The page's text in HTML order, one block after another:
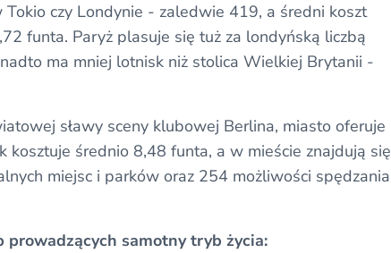
czy Londynie - zaledwie 419, a średni koszt
funta. Paryż plasuje się tuż za londyńską liczbą
ma mniej lotnisk niż stolica Wielkiej Brytanii -
sławy sceny klubowej Berlina, miasto oferuje
średnio 8,48 funta, a w mieście znajdują się
miejsc i parków oraz 254 możliwości spędzania
samotny tryb życia: